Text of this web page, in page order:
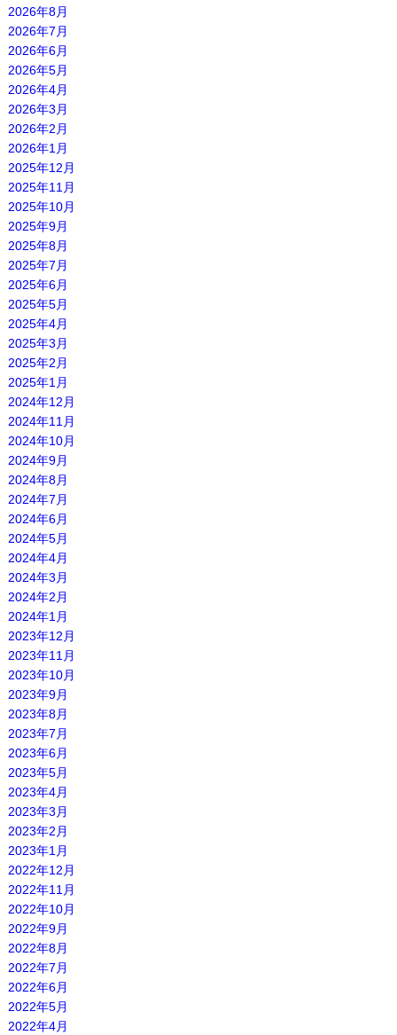
2026年8月
2026年7月
2026年6月
2026年5月
2026年4月
2026年3月
2026年2月
2026年1月
2025年12月
2025年11月
2025年10月
2025年9月
2025年8月
2025年7月
2025年6月
2025年5月
2025年4月
2025年3月
2025年2月
2025年1月
2024年12月
2024年11月
2024年10月
2024年9月
2024年8月
2024年7月
2024年6月
2024年5月
2024年4月
2024年3月
2024年2月
2024年1月
2023年12月
2023年11月
2023年10月
2023年9月
2023年8月
2023年7月
2023年6月
2023年5月
2023年4月
2023年3月
2023年2月
2023年1月
2022年12月
2022年11月
2022年10月
2022年9月
2022年8月
2022年7月
2022年6月
2022年5月
2022年4月